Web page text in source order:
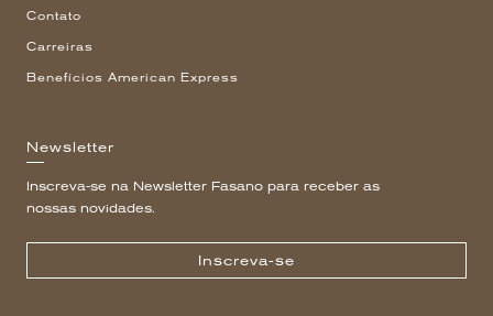
Contato
Carreiras
Benefícios American Express
Newsletter
Inscreva-se na Newsletter Fasano para receber as
nossas novidades.
Inscreva-se